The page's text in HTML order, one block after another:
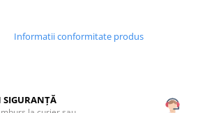
Informatii conformitate produs
SIGURANȚĂ